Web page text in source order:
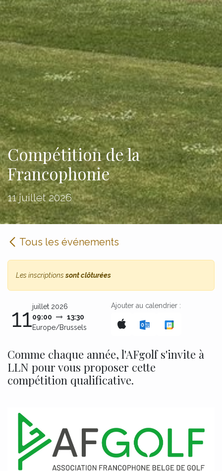
Compétition de la
Francophonie
11 juillet 2026
Tous les événements
Les inscriptionssont clôturées
11juillet 2026
09:00
13:30
Europe/Brussels
Ajouter au calendrier :
Comme chaque année, l'AFgolf s'invite à
LLN pour vous proposer cette
compétition qualificative.